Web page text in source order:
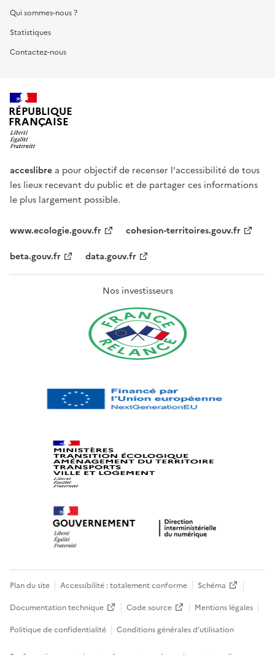
Qui sommes-nous ?
Statistiques
Contactez-nous
RÉPUBLIQUE
FRANÇAISE
acceslibre a pour objectif de recenser l'accessibilité de tous
les lieux recevant du public et de partager ces informations
le plus largement possible.
www.ecologie.gouv.fr
cohesion-territoires.gouv.fr
beta.gouv.fr
data.gouv.fr
Nos investisseurs
Plan du site Accessibilité : totalement conforme
Schéma
Documentation technique
Code source
Mentions légales
Politique de confidentialité
Conditions générales d’utilisation